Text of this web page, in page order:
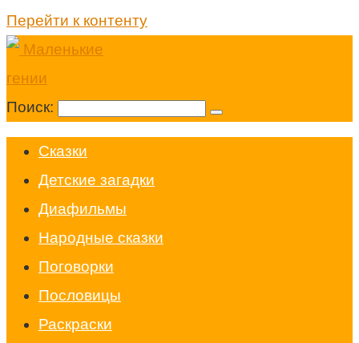
Перейти к контенту
Поиск:
Cказки
Детские загадки
Диафильмы
Народные сказки
Поговорки
Пословицы
Раскраски